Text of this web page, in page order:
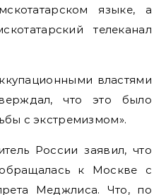
языке, а
телеканал
властями
что это было
с экстремизмом».
России заявил, что
к Москве с
Меджлиса. Что, по